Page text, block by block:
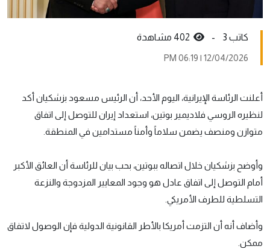
كاتب 3 -
12/04/2026 | 06:19 PM
أعلنت الرئاسة الإيرانية، اليوم الأحد، أن الرئيس مسعود بزشكيان أكد
لنظيره الروسي فلاديمير بوتين، استعداد إيران للتوصل إلى اتفاق
متوازن ومنصف يضمن سلاماً وأمناً مستدامين في المنطقة.
وأوضح بزشكيان خلال اتصاله ببوتين، بحب بيان للرئاسة أن العائق الأكبر
أمام التوصل إلى اتفاق عادل هو وجود المعايير المزدوجة والنزعة
التسلطية للطرف الأمريكي.
وأضاف أنه أن التزمت أمريكا بالأطر القانونية الدولية فإن الوصول لاتفاق
ممكن.